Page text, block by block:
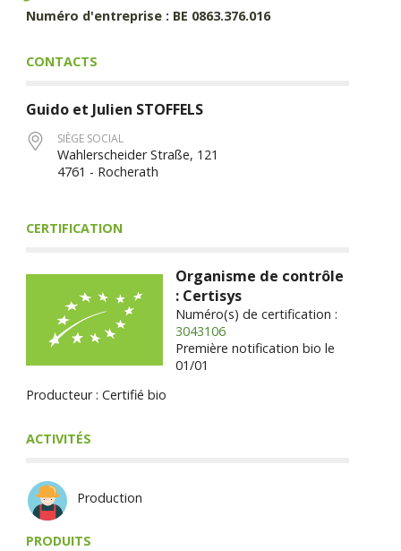
Numéro d'entreprise : BE 0863.376.016
CONTACTS
Guido et Julien STOFFELS
SIÈGE SOCIAL
Wahlerscheider Straße, 121
4761 - Rocherath
CERTIFICATION
Organisme de contrôle
: Certisys
Numéro(s) de certification :
3043106
Première notification bio le
01/01
Producteur : Certifié bio
ACTIVITÉS
Production
PRODUITS